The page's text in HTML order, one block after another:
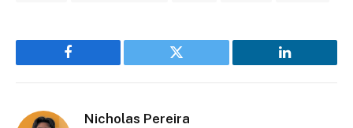
Facebook Twitter LinkedIn
Nicholas Pereira